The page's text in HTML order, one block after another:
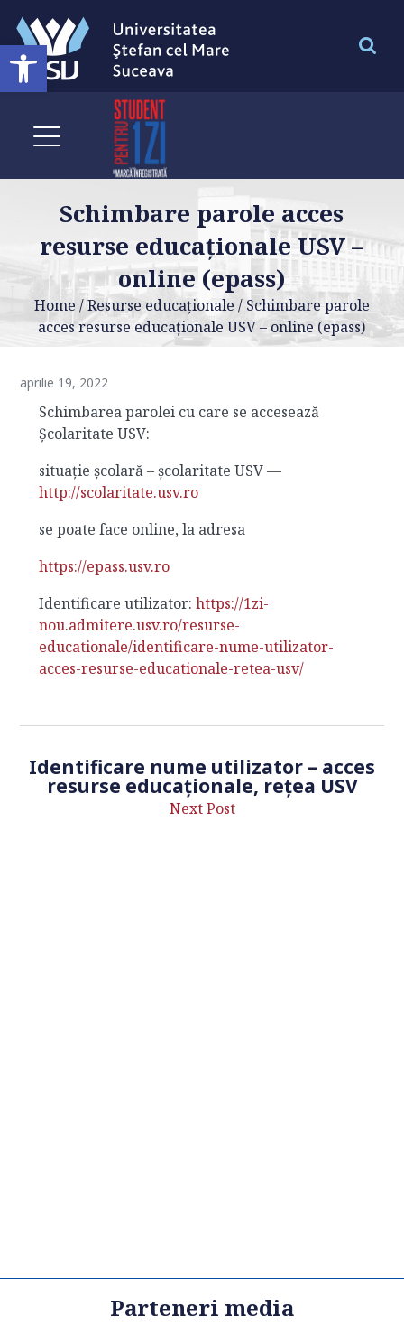
Deschide bara de unelte
Schimbare parole acces
resurse educaționale USV –
online (epass)
Home /Resurse educaționale / Schimbare parole
acces resurse educaționale USV – online (epass)
aprilie 19, 2022
Schimbarea parolei cu care se accesează
Școlaritate USV:
situație școlară – școlaritate USV —
http://scolaritate.usv.ro
se poate face online, la adresa
https://epass.usv.ro
Identificare utilizator: https://1zi-
nou.admitere.usv.ro/resurse-
educationale/identificare-nume-utilizator-
acces-resurse-educationale-retea-usv/
Identificare nume utilizator – acces
resurse educaționale, rețea USV
Next Post
Parteneri media